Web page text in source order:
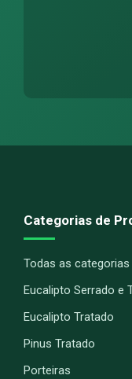
Categorias de
Todas as categorias
Eucalipto Serrado e
Eucalipto Tratado
Pinus Tratado
Porteiras